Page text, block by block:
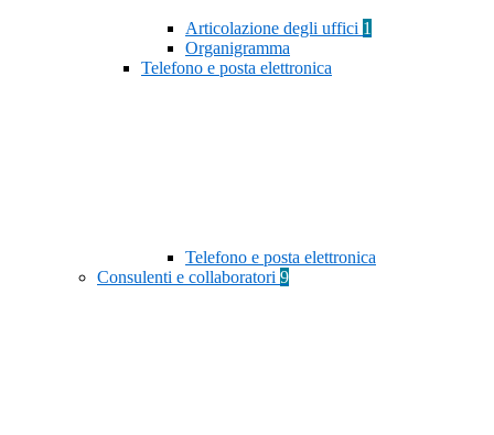
Articolazione degli uffici 1
Organigramma
Telefono e posta elettronica
Telefono e posta elettronica
Consulenti e collaboratori 9